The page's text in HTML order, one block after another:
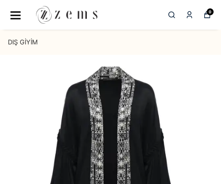
0
DIŞ GİYİM